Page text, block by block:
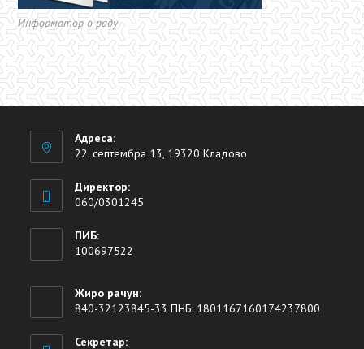
Информатор о раду
Адреса:
22. септембра 13, 19320 Кладово
Директор:
060/0301245
ПИБ:
100697522
Жиро рачун:
840-32123845-33 ПНБ: 1801167160174237800
Секретар: